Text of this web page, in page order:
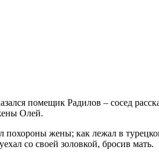
помещик Радилов – сосед
Олей.
похороны жены; как лежал в
со своей золовкой, бросив мать.